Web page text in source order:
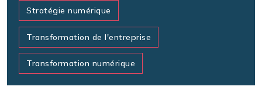
Stratégie numérique
Transformation de l'entreprise
Transformation numérique